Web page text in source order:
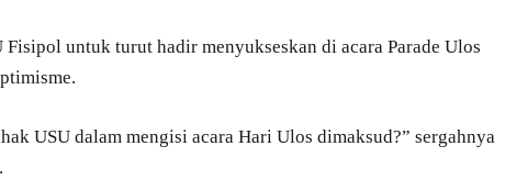
Fisipol untuk turut hadir menyukseskan di acara Parade Ulos
USU dalam mengisi acara Hari Ulos dimaksud?” sergahnya